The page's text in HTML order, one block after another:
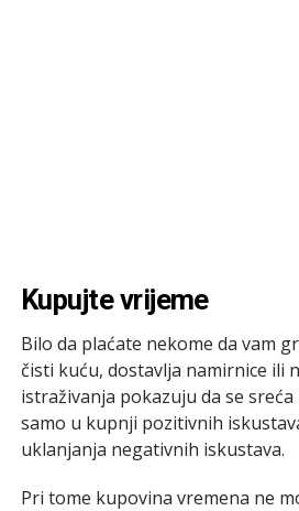
Kupujte vrijeme
Bilo da plaćate nekome da vam
čisti kuću, dostavlja namirnice ili
istraživanja pokazuju da se
samo u kupnji pozitivnih
uklanjanja negativnih iskustava.
Pri tome kupovina vremena ne